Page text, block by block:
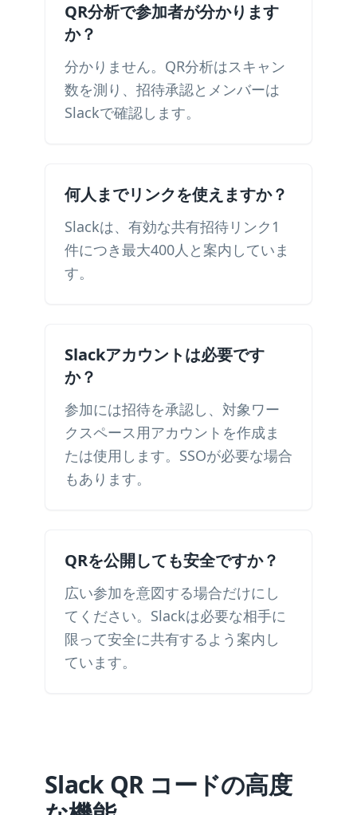
QR分析で参加者が分かります
か？
分かりません。QR分析はスキャン
数を測り、招待承認とメンバーは
Slackで確認します。
何人までリンクを使えますか？
Slackは、有効な共有招待リンク1
件につき最大400人と案内していま
す。
Slackアカウントは必要です
か？
参加には招待を承認し、対象ワー
クスペース用アカウントを作成ま
たは使用します。SSOが必要な場合
もあります。
QRを公開しても安全ですか？
広い参加を意図する場合だけにし
てください。Slackは必要な相手に
限って安全に共有するよう案内し
ています。
Slack QR コードの高度